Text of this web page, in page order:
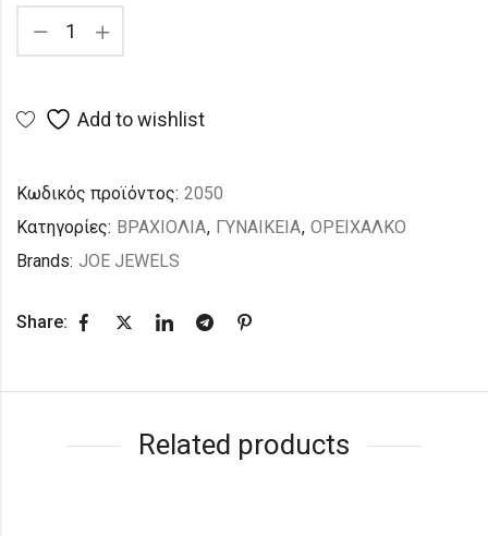
Add to wishlist
Κωδικός προϊόντος: 2050
Κατηγορίες: ΒΡΑΧΙΟΛΙΑ, ΓΥΝΑΙΚΕΙΑ, ΟΡΕΙΧΑΛΚΟ
Brands: JOE JEWELS
Share:
Related products